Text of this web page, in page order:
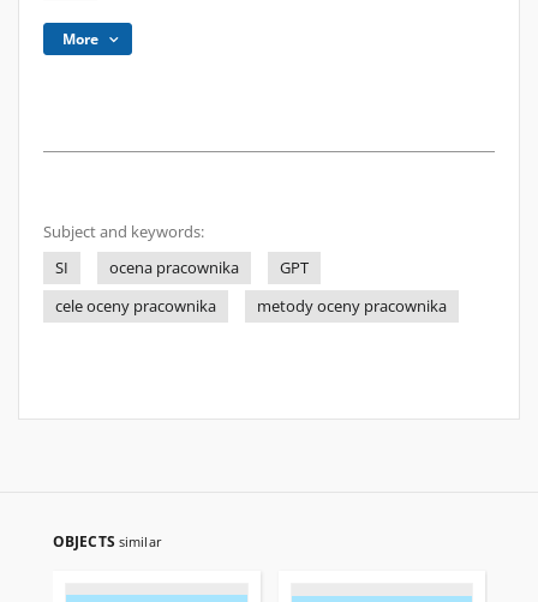
More
Subject and keywords:
SI
ocena pracownika
GPT
cele oceny pracownika
metody oceny pracownika
OBJECTS similar